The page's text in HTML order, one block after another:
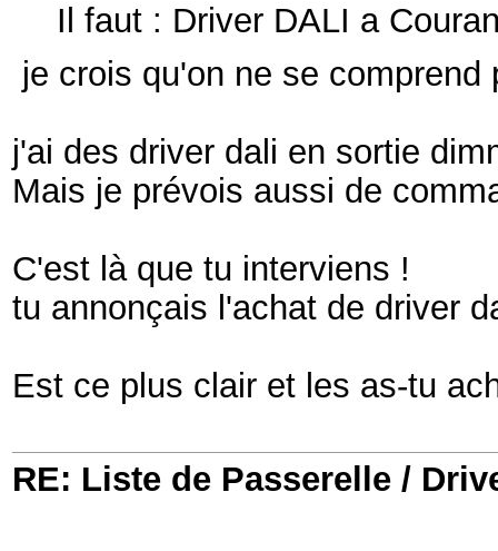
Il faut : Driver DALI a
je crois qu'on ne se
j'ai des driver dali en sortie
Mais je prévois aussi de
C'est là que tu interviens !
tu annonçais l'achat de driver
Est ce plus clair et les as-tu
RE: Liste de Passerelle /